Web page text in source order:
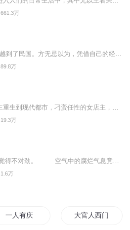
661.3万
89.8万
19.3万
1.6万
一人有庆 大官人西门庆